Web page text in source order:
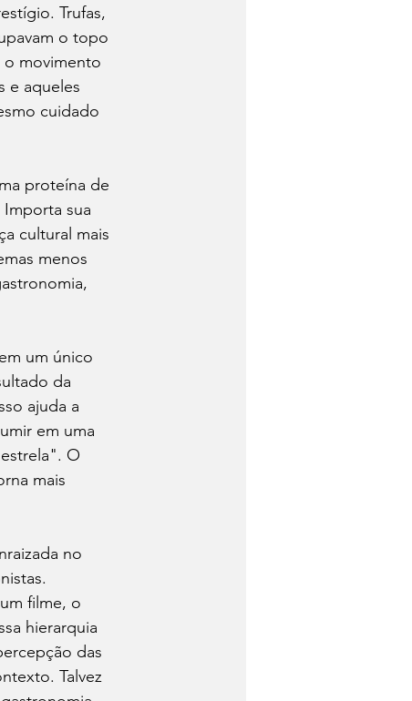
Trufas,
o topo
o movimento
e aqueles
cuidado
proteína de
sua
cultural mais
menos
um único
da
ajuda a
em uma
O
mais
no
filme, o
hierarquia
das
Talvez